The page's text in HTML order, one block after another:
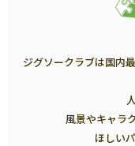
ジグソークラブは国内
風景やキャラ
ほしい